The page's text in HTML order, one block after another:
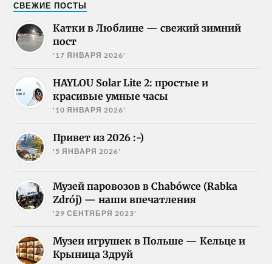
СВЕЖИЕ ПОСТЫ
Катки в Люблине — свежий зимний
пост
'17 ЯНВАРЯ 2026'
HAYLOU Solar Lite 2: простые и
красивые умные часы
'10 ЯНВАРЯ 2026'
Привет из 2026 :-)
'5 ЯНВАРЯ 2026'
Музей паровозов в Chabówce (Rabka
Zdrój) — наши впечатления
'29 СЕНТЯБРЯ 2023'
Музеи игрушек в Польше — Кельце и
Крыница Здруй